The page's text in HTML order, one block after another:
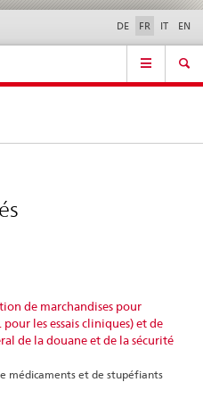
Contact | Support &
aide
DE FR IT EN
de marchandises pour
les essais cliniques) et de
de la douane et de la sécurité
médicaments et de stupéfiants